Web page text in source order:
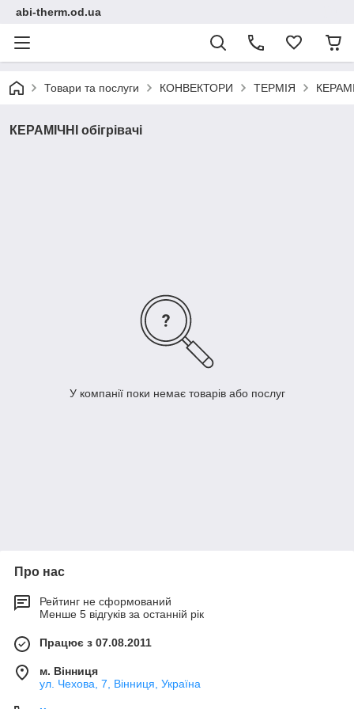
abi-therm.od.ua
Товари та послуги КОНВЕКТОРИ ТЕРМІЯ
КЕРАМІЧНІ обігрівачі
У компанії поки немає товарів або послуг
Про нас
Рейтинг не сформований
Менше 5 відгуків за останній рік
Працює з 07.08.2011
м. Вінниця
ул. Чехова, 7, Вінниця, Україна